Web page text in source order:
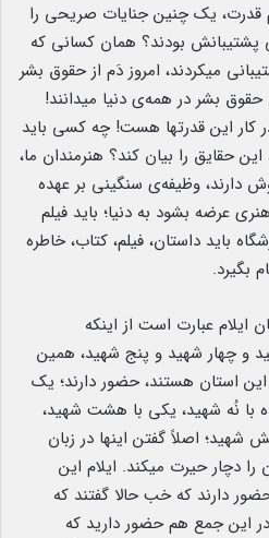
قدرت، یک چنین جنایات صریحی را
پشتیبانش بودند؟ همان کسانی که
میکردند، امروز دَم از حقوق بشر
حقوق بشر در همه‌ی دنیا میدانند!‌
کار این قدرتها هست! چه کسی باید
حقایق را بیان کند؟ هنرمندان ما،
دارند، وظیفه‌ی سنگینی بر عهده
عرضه بشود به دنیا؛ باید فیلم
باید داستان، فیلم، کتاب، خاطره
بگیرد.
عبارت است از اینکه
و چهار شهید و پنج شهید، همین‌
استان هستند، حضور دارند؛ یک
با نُه شهید، یکی با هشت شهید،
شهید؛ اصلاً گفتن اینها در زبان
دچار حیرت میکند. ایلام این
دارند که خب حالا گفتند که
این جمع هم حضور دارید که